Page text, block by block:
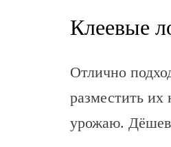
Клеевые
Отлично
разместить их
урожаю.